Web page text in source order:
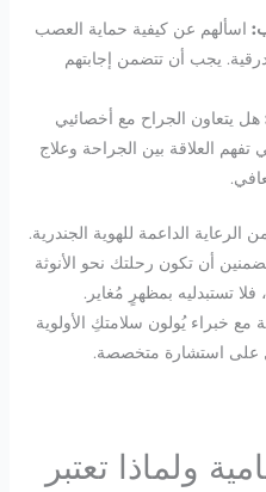
اسألهم عن كيفية حماية العصب
يجب أن تتضمن إجابتهم
هل يتعاون الجراح مع أخصائيي
تفهم العلاقة بين الجراحة وعلاج
الرعاية الداعمة للهوية الجندرية.
أن تكون رحلتك نحو الأنوثة
تستبدليه بمظهرٍ مُغاير.
مع خبراء يُولون سلامتكِ الأولوية
على استشارة متخصصة.
ولماذا تعتبر